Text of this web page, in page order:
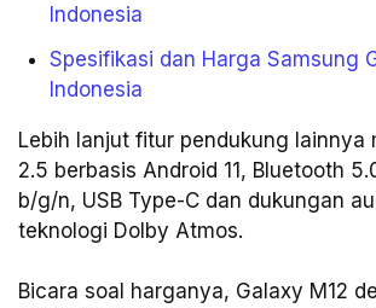
Indonesia
Spesifikasi dan Harga Samsung
Indonesia
Lebih lanjut fitur pendukung lainnya
2.5 berbasis Android 11, Bluetooth
b/g/n, USB Type-C dan dukungan
teknologi Dolby Atmos.
Bicara soal harganya, Galaxy M12